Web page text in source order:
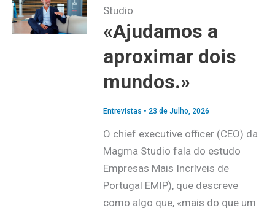
Studio
«Ajudamos a
aproximar dois
mundos.»
Entrevistas • 23 de Julho, 2026
O chief executive officer (CEO) da
Magma Studio fala do estudo
Empresas Mais Incríveis de
Portugal EMIP), que descreve
como algo que, «mais do que um